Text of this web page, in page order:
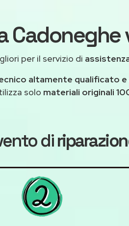
Cadoneghe
per il servizio di
altamente qualificato e
solo materiali originali
di